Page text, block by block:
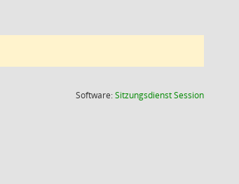
Software:SitzungsdienstSession(Wird in